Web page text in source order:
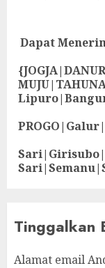
Dapat
Tinggalkan
Alamat email